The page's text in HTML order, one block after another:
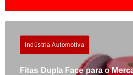
Indústria Automotiva
Fitas Dupla Face para o